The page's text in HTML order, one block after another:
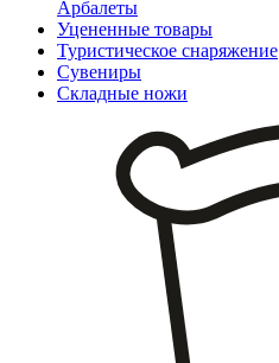
Арбалеты
Уцененные товары
Туристическое снаряжение
Сувениры
Складные ножи